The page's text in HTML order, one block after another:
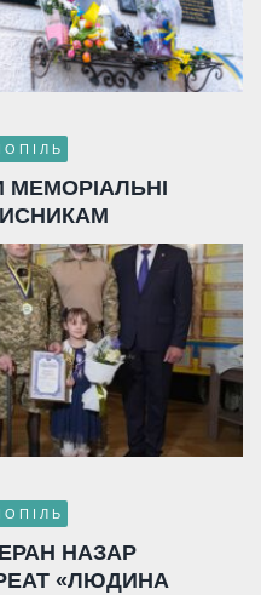
МЕМОРІАЛЬНІ
НАЗАР
«ЛЮДИНА